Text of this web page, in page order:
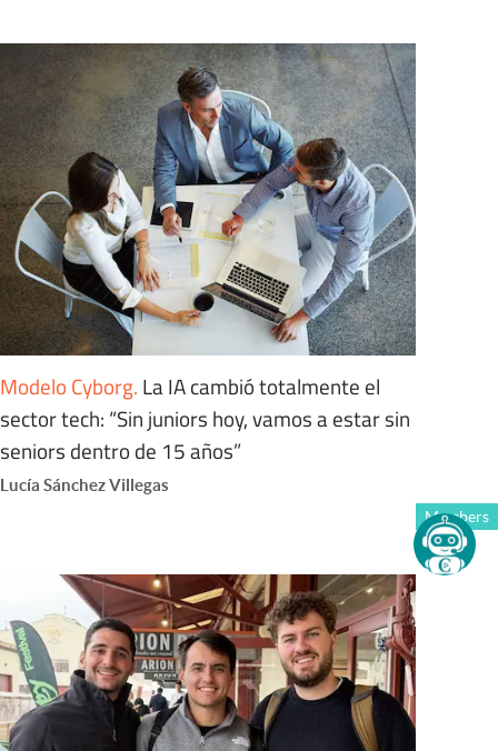
Modelo Cyborg. La IA cambió totalmente el
sector tech: “Sin juniors hoy, vamos a estar sin
seniors dentro de 15 años”
Lucía Sánchez Villegas
Members